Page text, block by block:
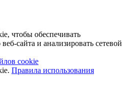
чтобы обеспечивать
сайта и анализировать сетевой
cookie
Правила использования